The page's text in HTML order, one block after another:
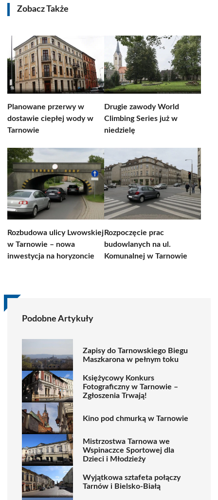
Zobacz Także
Planowane przerwy w
dostawie ciepłej wody w
Tarnowie
Drugie zawody World
Climbing Series już w
niedzielę
Rozbudowa ulicy Lwowskiej
w Tarnowie – nowa
inwestycja na horyzoncie
Rozpoczęcie prac
budowlanych na ul.
Komunalnej w Tarnowie
Podobne Artykuły
Zapisy do Tarnowskiego Biegu
Maszkarona w pełnym toku
Księżycowy Konkurs
Fotograficzny w Tarnowie –
Zgłoszenia Trwają!
Kino pod chmurką w Tarnowie
Mistrzostwa Tarnowa we
Wspinaczce Sportowej dla
Dzieci i Młodzieży
Wyjątkowa sztafeta połączy
Tarnów i Bielsko-Białą